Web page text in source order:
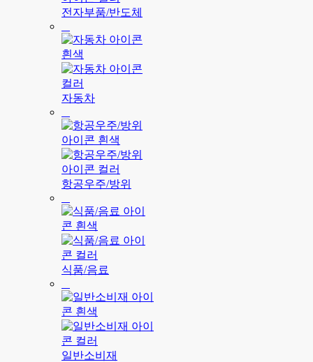
전자부품/반도체
자동차
항공우주/방위
식품/음료
일반소비재